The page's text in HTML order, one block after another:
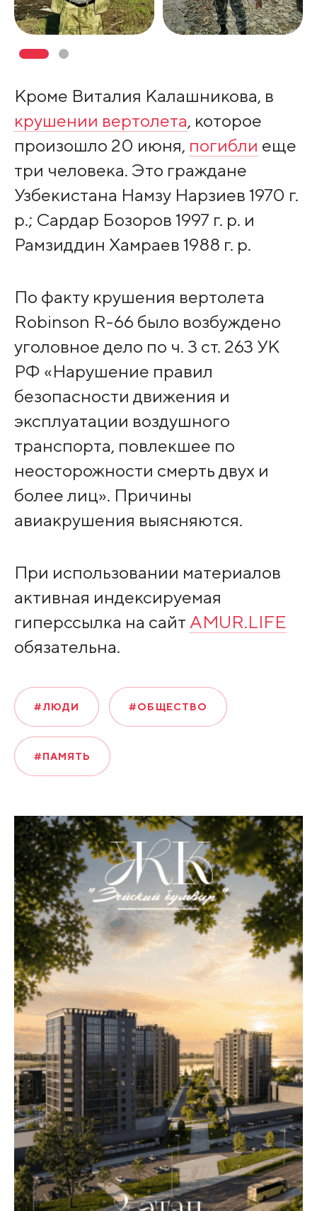
Кроме Виталия Калашникова, в
крушении вертолета, которое
произошло 20 июня, погибли еще
три человека. Это граждане
Узбекистана Намзу Нарзиев 1970 г.
р.; Сардар Бозоров 1997 г. р. и
Рамзиддин Хамраев 1988 г. р.
По факту крушения вертолета
Robinson R-66 было возбуждено
уголовное дело по ч. 3 ст. 263 УК
РФ «Нарушение правил
безопасности движения и
эксплуатации воздушного
транспорта, повлекшее по
неосторожности смерть двух и
более лиц». Причины
авиакрушения выясняются.
При использовании материалов
активная индексируемая
гиперссылка на сайт AMUR.LIFE
обязательна.
#ЛЮДИ #ОБЩЕСТВО
#ПАМЯТЬ